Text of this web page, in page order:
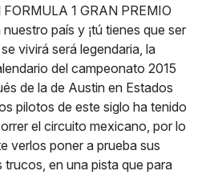
1 GRAN PREMIO
país y ¡tú tienes que ser
vivirá será legendaria, la
del campeonato 2015
de la de Austin en Estados
pilotos de este siglo ha tenido
el circuito mexicano, por lo
verlos poner a prueba sus
trucos, en una pista que para